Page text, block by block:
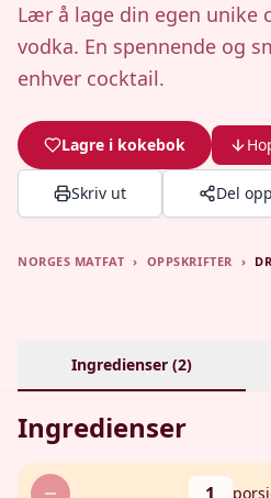
Lær å lage din egen unike
vodka. En spennende og
enhver cocktail.
Lagre i kokebok
Skriv ut Del
NORGES MATFAT › OPPSKRIFTER ›
Ingredienser (2)
Ingredienser